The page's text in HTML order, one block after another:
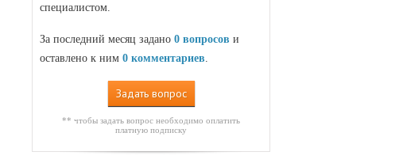
специалистом.
За последний месяц задано 0 вопросов и
оставлено к ним 0 комментариев
Задать вопрос
** чтобы задать вопрос необходимо оплатить
платную подписку